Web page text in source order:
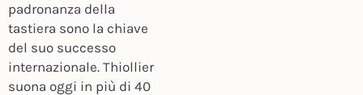
padronanza della
tastiera sono la chiave
del suo successo
internazionale. Thiollier
suona oggi in più di 40